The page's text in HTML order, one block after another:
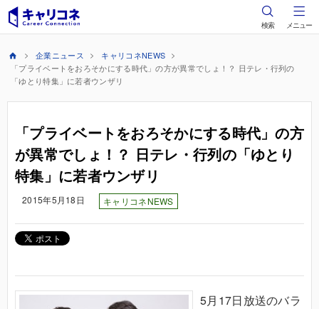
検索 メニュー
企業ニュース
キャリコネNEWS
「プライベートをおろそかにする時代」の方が異常でしょ！？ 日テレ・行列の
「ゆとり特集」に若者ウンザリ
「プライベートをおろそかにする時代」の方
が異常でしょ！？ 日テレ・行列の「ゆとり
特集」に若者ウンザリ
2015年5月18日 キャリコネNEWS
5月17日放送のバラ